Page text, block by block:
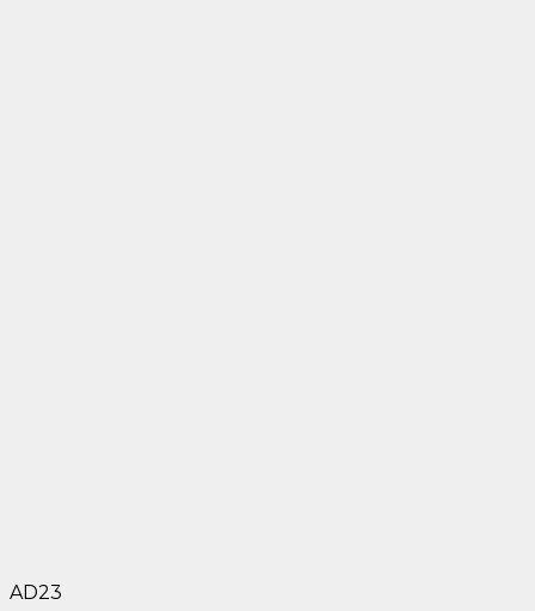
Hotline: 0983 747 161
AD23